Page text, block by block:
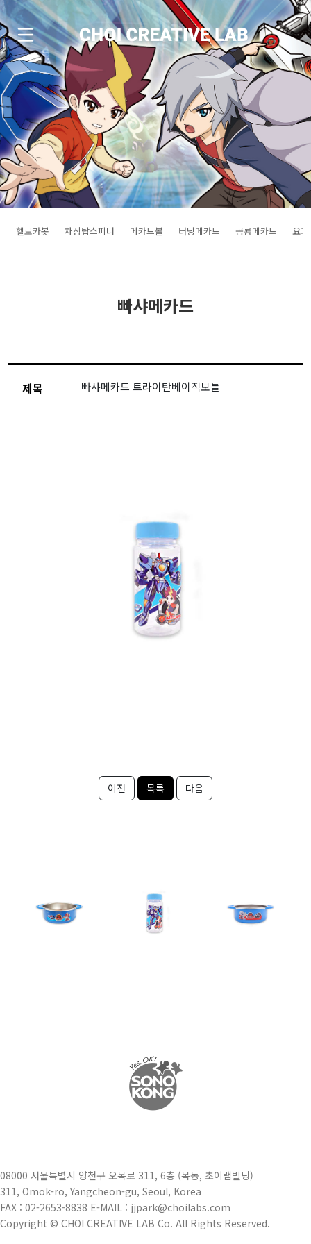
헬로카봇 차징탑스피너 메카드볼 터닝메카드 공룡메카드 요
빠샤메카드
제목 빠샤메카드 트라이탄베이직보틀
이전 목록 다음
08000 서울특별시 양천구 오목로 311, 6층 (목동, 초이랩빌딩)
311, Omok-ro, Yangcheon-gu, Seoul, Korea
FAX : 02-2653-8838 E-MAIL : jjpark@choilabs.com
Copyright © CHOI CREATIVE LAB Co. All Rights Reserved.